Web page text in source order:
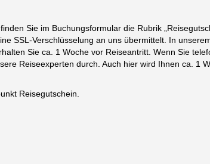
Sie im Buchungsformular die Rubrik
SSL-Verschlüsselung an uns übermittelt. In
Sie ca. 1 Woche vor Reiseantritt. Wenn Sie
Reiseexperten durch. Auch hier wird Ihnen ca. 1
Reisegutschein.